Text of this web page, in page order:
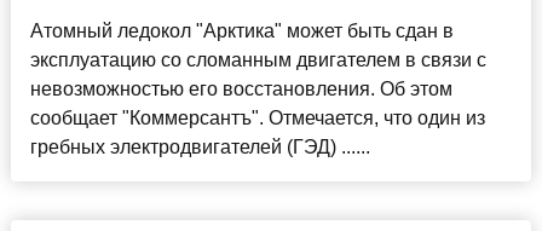
Атомный ледокол "Арктика" может быть сдан в
эксплуатацию со сломанным двигателем в связи с
невозможностью его восстановления. Об этом
сообщает "Коммерсантъ". Отмечается, что один из
гребных электродвигателей (ГЭД) ......